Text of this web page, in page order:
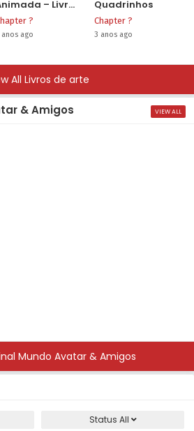
– Livro
?
anos ago
Quadrinhos
Chapter ?
3 anos ago
All Livros de arte
& Amigos VIEW ALL
Mundo Avatar & Amigos
Status All